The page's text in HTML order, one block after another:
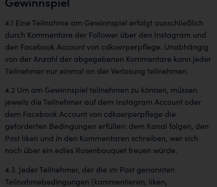
4.1 Eine Teilnahme am Gewinnspiel erfolgt ausschließlich
durch Kommentare der Follower über den Instagram und
den Facebook Account von cdkoerperpflege. Unabhängig
von der Anzahl der abgegebenen Kommentare kann jeder
Teilnehmer nur einmal an der Verlosung teilnehmen.
4.2 Um am Gewinnspiel teilnehmen zu können, müssen
jeweils die Teilnehmer auf dem Instagram Account oder
dem Facebook Account von cdkoerperpflege die
geforderten Bedingungen erfüllen: dem Kanal folgen, den
Post liken und in den Kommentaren schreiben, wer sich
noch über ein edles Rosenbouquet freuen würde.
4.3. Jeder Teilnehmer, der die im Post genannten
Teilnahmebedingungen (kommentieren, liken,